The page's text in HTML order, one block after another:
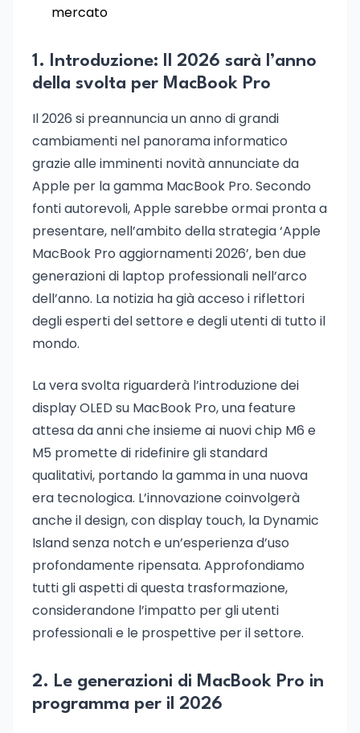
mercato
1. Introduzione: Il 2026 sarà l’anno
della svolta per MacBook Pro
Il 2026 si preannuncia un anno di grandi
cambiamenti nel panorama informatico
grazie alle imminenti novità annunciate da
Apple per la gamma MacBook Pro. Secondo
fonti autorevoli, Apple sarebbe ormai pronta a
presentare, nell’ambito della strategia ‘Apple
MacBook Pro aggiornamenti 2026’, ben due
generazioni di laptop professionali nell’arco
dell’anno. La notizia ha già acceso i riflettori
degli esperti del settore e degli utenti di tutto il
mondo.
La vera svolta riguarderà l’introduzione dei
display OLED su MacBook Pro, una feature
attesa da anni che insieme ai nuovi chip M6 e
M5 promette di ridefinire gli standard
qualitativi, portando la gamma in una nuova
era tecnologica. L’innovazione coinvolgerà
anche il design, con display touch, la Dynamic
Island senza notch e un’esperienza d’uso
profondamente ripensata. Approfondiamo
tutti gli aspetti di questa trasformazione,
considerandone l’impatto per gli utenti
professionali e le prospettive per il settore.
2. Le generazioni di MacBook Pro in
programma per il 2026